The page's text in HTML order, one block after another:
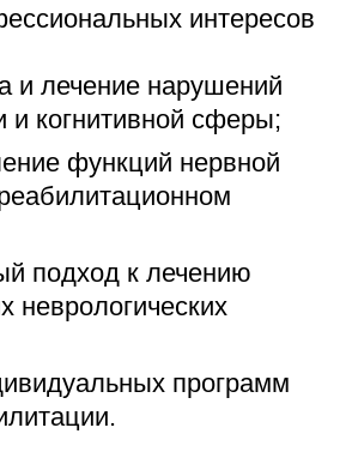
интересов
и лечение нарушений
и когнитивной сферы;
функций нервной
подход к лечению
неврологических
программ